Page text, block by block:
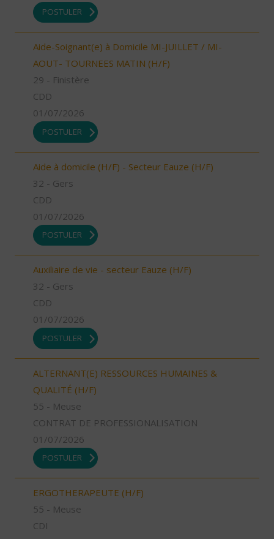
POSTULER
Aide-Soignant(e) à Domicile MI-JUILLET / MI-
AOUT- TOURNEES MATIN (H/F)
29 - Finistère
CDD
01/07/2026
POSTULER
Aide à domicile (H/F) - Secteur Eauze (H/F)
32 - Gers
CDD
01/07/2026
POSTULER
Auxiliaire de vie - secteur Eauze (H/F)
32 - Gers
CDD
01/07/2026
POSTULER
ALTERNANT(E) RESSOURCES HUMAINES &
QUALITÉ (H/F)
55 - Meuse
CONTRAT DE PROFESSIONALISATION
01/07/2026
POSTULER
ERGOTHERAPEUTE (H/F)
55 - Meuse
CDI